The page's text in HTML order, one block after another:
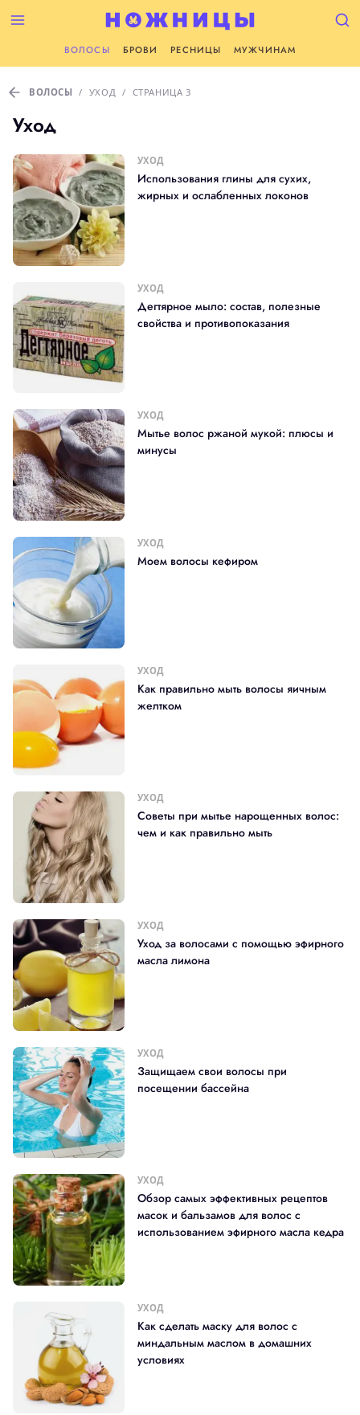
ВОЛОСЫ БРОВИ РЕСНИЦЫ МУЖЧИНАМ
ВОЛОСЫ / УХОД / СТРАНИЦА 3
Уход
УХОД
Использования глины для сухих,
жирных и ослабленных локонов
УХОД
Дегтярное мыло: состав, полезные
свойства и противопоказания
УХОД
Мытье волос ржаной мукой: плюсы и
минусы
УХОД
Моем волосы кефиром
УХОД
Как правильно мыть волосы яичным
желтком
УХОД
Советы при мытье нарощенных волос:
чем и как правильно мыть
УХОД
Уход за волосами с помощью эфирного
масла лимона
УХОД
Защищаем свои волосы при
посещении бассейна
УХОД
Обзор самых эффективных рецептов
масок и бальзамов для волос с
использованием эфирного масла кедра
УХОД
Как сделать маску для волос с
миндальным маслом в домашних
условиях